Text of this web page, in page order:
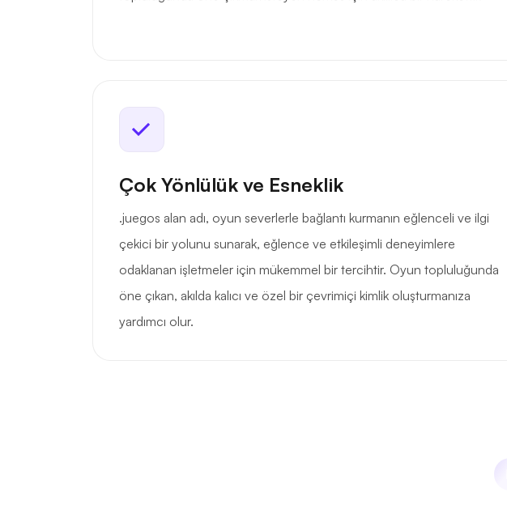
Çok Yönlülük ve Esneklik
.juegos alan adı, oyun severlerle bağlantı kurmanın eğlenceli ve ilgi
çekici bir yolunu sunarak, eğlence ve etkileşimli deneyimlere
odaklanan işletmeler için mükemmel bir tercihtir. Oyun topluluğunda
öne çıkan, akılda kalıcı ve özel bir çevrimiçi kimlik oluşturmanıza
yardımcı olur.